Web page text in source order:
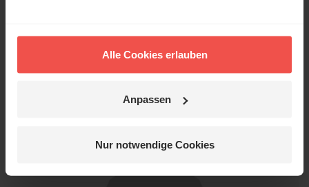
Alle Cookies erlauben
Anpassen
Nur notwendige Cookies